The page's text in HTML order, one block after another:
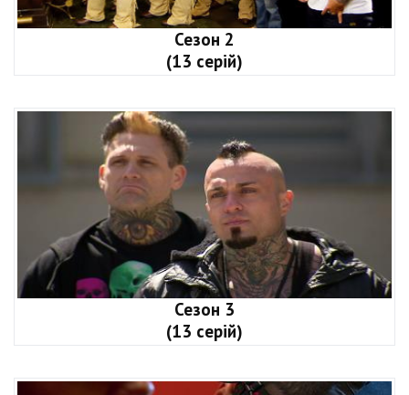
Сезон 2
(13 серій)
Сезон 3
(13 серій)